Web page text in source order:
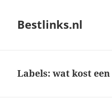
Bestlinks.nl
Labels: wat kost